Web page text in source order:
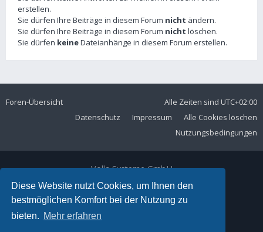
Diese Website nutzt Cookies, um Ihnen den
bestmöglichen Komfort bei der Nutzung zu
bieten. Mehr erfahren
erstellen.
Sie dürfen Ihre Beiträge in diesem Forum nicht ändern.
Sie dürfen Ihre Beiträge in diesem Forum nicht löschen.
Sie dürfen keineDateianhänge in diesem Forum erstellen.
Foren-Übersicht Alle Zeiten sind UTC+02:00
Alle Cookies löschen
Impressum
Datenschutz
Nutzungsbedingungen
Volla Systeme GmbH
Kölner Straße 102
42897 Remscheid
Telefon:+49 2191 59897 61
E-Mail: